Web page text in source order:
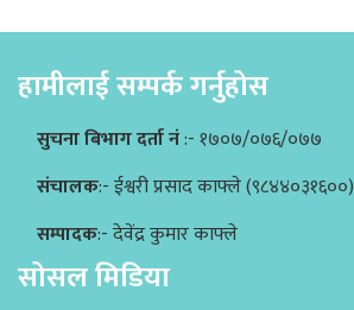
हामीलाई सम्पर्क गर्नुहोस
सुचना बिभाग दर्ता नं:- १७०७/०७६/०७७
संचालक:- ईश्वरी प्रसाद काफ्ले (९८४४०३१६००)
सम्पादक:- देवेंद्र कुमार काफ्ले
सोसल मिडिया